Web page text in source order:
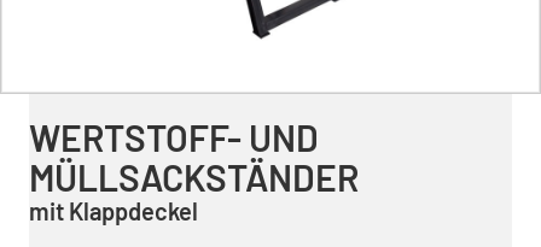
WERTSTOFF- UND
MÜLLSACKSTÄNDER
mit Klappdeckel